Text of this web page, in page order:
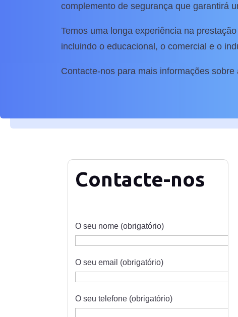
complemento de segurança que garantirá
Temos uma longa experiência na
incluindo o educacional, o comercial e o
Contacte-nos para mais informações
Contacte-nos
O seu nome (obrigatório)
O seu email (obrigatório)
O seu telefone (obrigatório)